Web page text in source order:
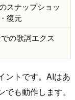
スナップショッ
復元
の歌詞エクス
ントです。AIはあ
も動作します。